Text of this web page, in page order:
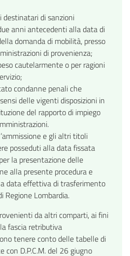
destinatari di sanzioni
anni antecedenti alla data di
domanda di mobilità, presso
di provenienza;
cautelarmente o per ragioni
condanne penali che
delle vigenti disposizioni in
del rapporto di impiego
e gli altri titoli
posseduti alla data fissata
la presentazione delle
alla presente procedura e
data effettiva di trasferimento
Regione Lombardia.
da altri comparti, ai fini
fascia retributiva
tenere conto delle tabelle di
con D.P.C.M. del 26 giugno